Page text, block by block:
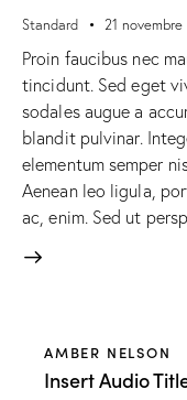
Standard 21
Proin faucibus nec
tincidunt. Sed eget
sodales augue a
blandit pulvinar.
elementum semper
Aenean leo ligula,
ac, enim. Sed ut
AMBER NELSON
Insert Audio